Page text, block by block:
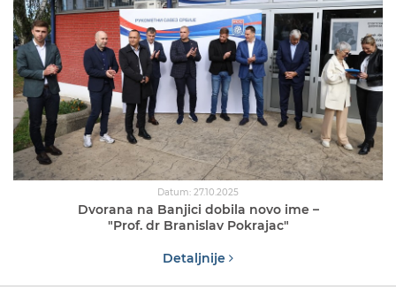
Datum: 27.10.2025
Dvorana na Banjici dobila novo ime –
"Prof. dr Branislav Pokrajac"
Detaljnije